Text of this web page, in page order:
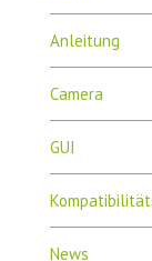
Anleitung
Camera
GUI
News